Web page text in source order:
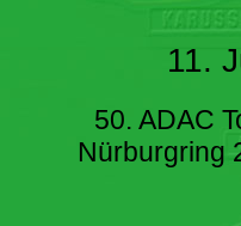
11.
50. ADAC
Nürburgring